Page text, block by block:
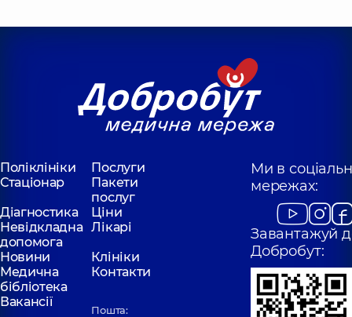
Поліклініки
Послуги
Стаціонар
Пакети
послуг
Діагностика
Ціни
Невідкладна
допомога
Лікарі
Новини
Клініки
Медична
бібліотека
Контакти
Вакансії
Пошта:
Ми в
мережах:
Завантажуй
Добробут: